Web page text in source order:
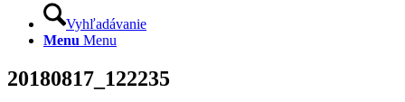
Vyhľadávanie
Menu Menu
20180817_122235